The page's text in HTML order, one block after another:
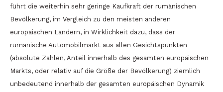
führt die weiterhin sehr geringe Kaufkraft der rumänischen
Bevölkerung, im Vergleich zu den meisten anderen
europäischen Ländern, in Wirklichkeit dazu, dass der
rumänische Automobilmarkt aus allen Gesichtspunkten
(absolute Zahlen, Anteil innerhalb des gesamten europäischen
Markts, oder relativ auf die Größe der Bevölkerung) ziemlich
unbedeutend innerhalb der gesamten europäischen Dynamik